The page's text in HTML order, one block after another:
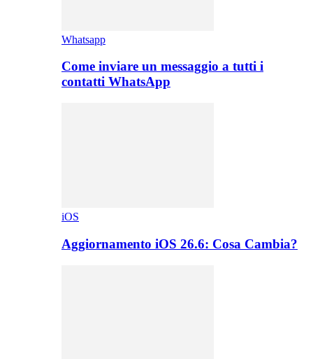
Whatsapp
Come inviare un messaggio a tutti i
contatti WhatsApp
iOS
Aggiornamento iOS 26.6: Cosa Cambia?